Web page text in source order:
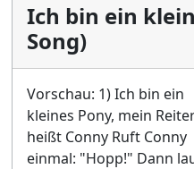
Ich bin ein
Song)
Vorschau: 1) Ich bin ein
kleines Pony, mein
heißt Conny Ruft Conny
einmal: "Hopp!" Dann